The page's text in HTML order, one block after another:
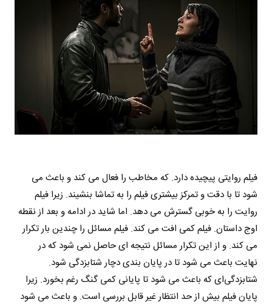
فیلم روایتی پیچیده دارد. که مخاطب را فعال می کند و باعث می
شود تا با دقت و تمرکز بیشتری فیلم را به تماشا بنشیند. زیرا فیلم
روایت را به خوبی گسترش می دهد. اما شاید در ادامه و بعد از نقطه
اوج داستان. فیلم کمی افت می کند. فیلم مسائل را چندین بار تکرار
می کند. و از این تکرار مسائل نتیجه ای حاصل نمی شود که در
نهایت باعث می شود تا در پایان بندی دچار شتابزدگی شود.
شتابزدگی‌ای که باعث می شود تا پایانی کمی گنگ رغم بخورد. زیرا
پایان فیلم بیش از حد انتظار غیر قابل بررسی است. و باعث می شود